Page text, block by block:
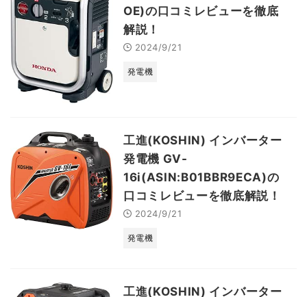
OE)の口コミレビューを徹底
解説！
2024/9/21
発電機
工進(KOSHIN) インバーター
発電機 GV-
16i(ASIN:B01BBR9ECA)の
口コミレビューを徹底解説！
2024/9/21
発電機
工進(KOSHIN) インバーター